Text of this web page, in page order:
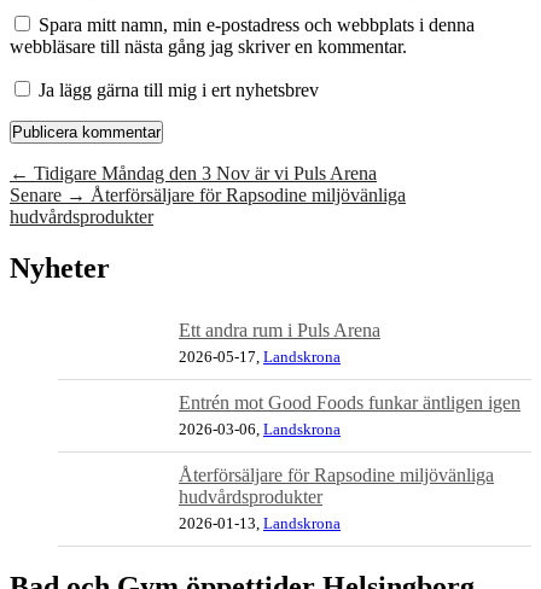
Spara mitt namn, min e-postadress och webbplats i denna
webbläsare till nästa gång jag skriver en kommentar.
Ja lägg gärna till mig i ert nyhetsbrev
Inläggsnavigering
← Tidigare ←
Föregående:
Måndag den 3 Nov är vi Puls Arena
Senare → Nästa
→:
Återförsäljare för Rapsodine miljövänliga
hudvårdsprodukter
Widget
Nyheter
Ett andra rum i Puls Arena
2026-05-17, Landskrona
Entrén mot Good Foods funkar äntligen igen
2026-03-06, Landskrona
Återförsäljare för Rapsodine miljövänliga
hudvårdsprodukter
2026-01-13, Landskrona